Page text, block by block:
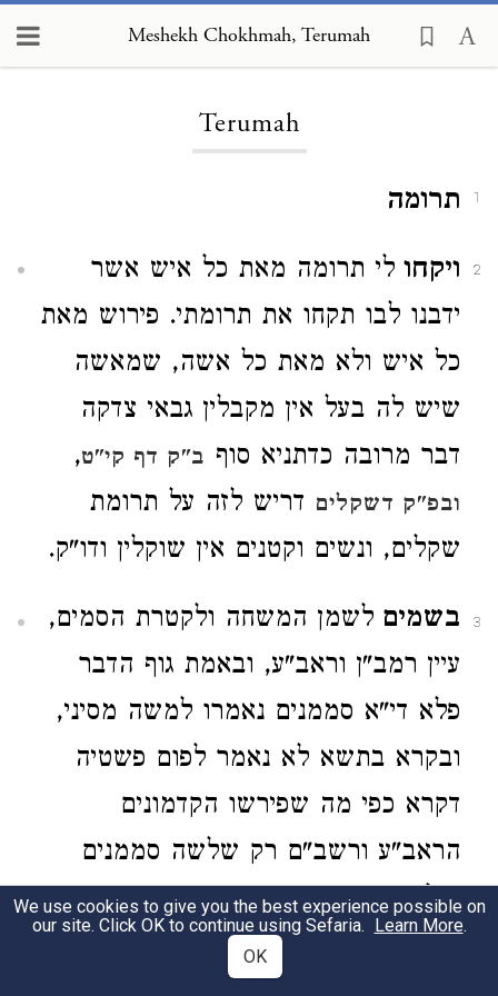
Meshekh Chokhmah, Terumah
Terumah
1 תרומה
2 ויקחו לי תרומה מאת כל איש אשר
ידבנו לבו תקחו את תרומתי. פירוש מאת
כל איש ולא מאת כל אשה, שמאשה
שיש לה בעל אין מקבלין גבאי צדקה
דבר מרובה כדתניא סוף ב"ק דף קי"ט,
ובפ"ק דשקלים דריש לזה על תרומת
שקלים, ונשים וקטנים אין שוקלין ודו"ק.
3 בשמים לשמן המשחה ולקטרת הסמים,
עיין רמב"ן וראב"ע, ובאמת גוף הדבר
פלא די"א סממנים נאמרו למשה מסיני,
ובקרא בתשא לא נאמר לפום פשטיה
דקרא כפי מה שפירשו הקדמונים
הראב"ע ורשב"ם רק שלשה סממנים
וחלבנה עד כי הרמב"ן אמר שהסממנים
שלא נתפרשו אין פירושן מי המה רק
We use cookies to give you the best experience possible on
our site. Click OK to continue using Sefaria. Learn More.
OK